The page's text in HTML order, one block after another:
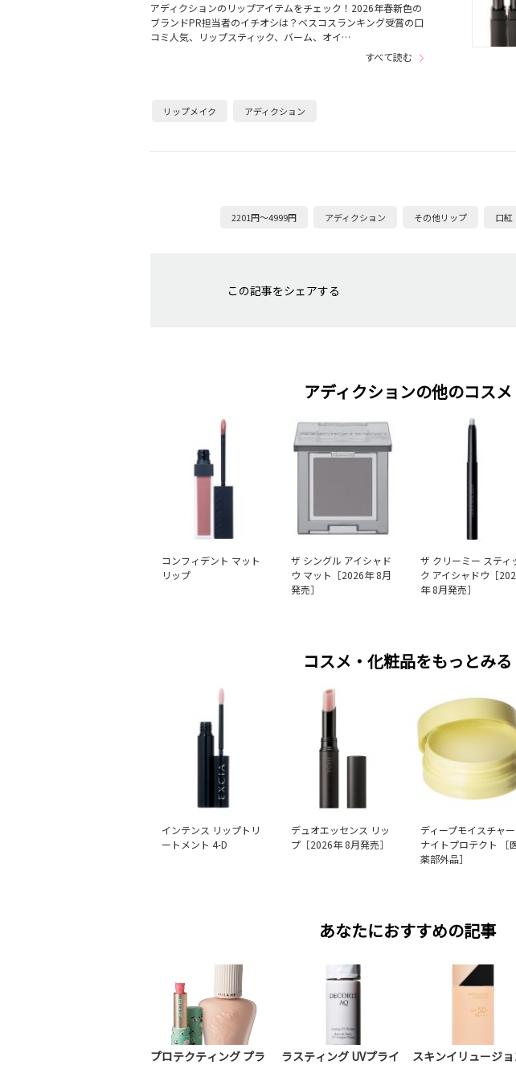
アディクションのリップアイテムをチェック！2026年春新色の
ブランドPR担当者のイチオシは？ベスコスランキング受賞の口
コミ人気、リップスティック、バーム、オイ…
すべて読む
リップメイク アディクション
2201円～4999円 アディクション その他リップ 口紅
この記事をシェアする
アディクションの他のコスメ
コンフィデント マット
リップ
ザ シングル アイシャド
ウ マット［2026年 8月
発売］
ザ クリーミー スティ
ク アイシャドウ［
年 8月発売］
コスメ・化粧品をもっとみる
インテンス リップトリ
ートメント 4-D
デュオエッセンス リッ
プ［2026年 8月発売］
ディープモイスチャー
ナイトプロテクト ［
薬部外品］
あなたにおすすめの記事
プロテクティング プラ
ラスティング UVプライ
スキンイリュージ